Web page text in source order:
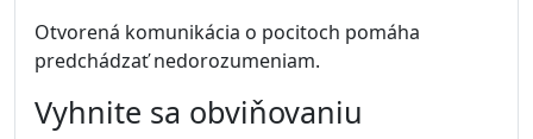
Otvorená komunikácia o pocitoch pomáha
predchádzať nedorozumeniam.
Vyhnite sa obviňovaniu